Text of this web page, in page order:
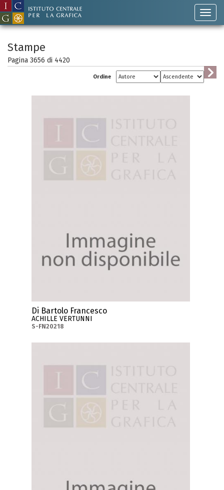
Stampe
Pagina 3656 di 4420
Ordine
Di Bartolo Francesco
ACHILLE VERTUNNI
S-FN20218